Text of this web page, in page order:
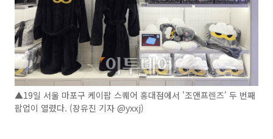
▲19일 서울 마포구 케이팝 스퀘어 홍대점에서 '조앤프렌즈' 두 번째
팝업이 열렸다. (장유진 기자 @yxxj)